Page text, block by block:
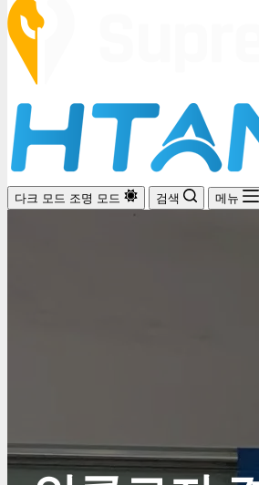
다크 모드 조명 모드 검색 메뉴